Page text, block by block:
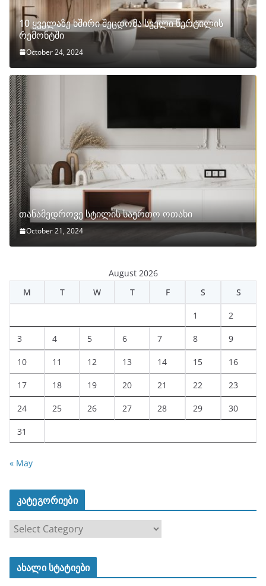
10 ყველაზე ხშირი შეცდომა სველი წერტილის
რემონტში
October 24, 2024
თანამედროვე სტილის საერთო ოთახი
October 21, 2024
August 2026
M
T W T F S S
1 2
3 4 5 6 7 8 9
10 11 12 13 14 15 16
17 18 19 20 21 22 23
24 25 26 27 28 29 30
31
« May
კატეგორიები
ტ
ახალი სტატიები